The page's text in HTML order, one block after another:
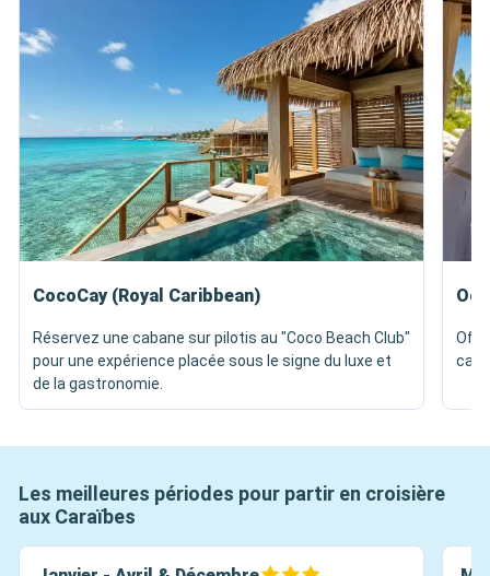
CocoCay (Royal Caribbean)
Réservez une cabane sur pilotis au "Coco Beach Club"
pour une expérience placée sous le signe du luxe et
de la gastronomie.
Les meilleures périodes pour partir en croisière
aux Caraïbes